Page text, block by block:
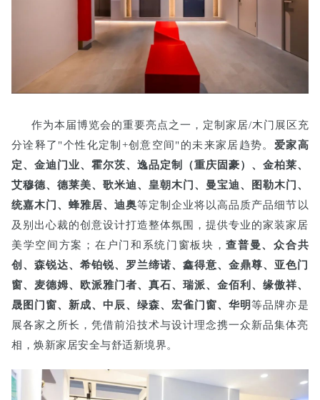
作为本届博览会的重要亮点之一，定制家居/木门展区充
分诠释了"个性化定制+创意空间"的未来家居趋势。 爱家高
定、金迪门业、霍尔茨、逸品定制（重庆固豪）、金柏莱、
艾穆德、德莱美、歌米迪、皇朝木门、曼宝迪、图勒木门、
统嘉木门、蜂雅居、迪奥等定制企业将以高品质产品细节以
及别出心裁的创意设计打造整体氛围，提供专业的家装家居
美学空间方案；在户门和系统门窗板块，查普曼、众合共
创、森锐达、希铂锐、罗兰缔诺、鑫得意、金鼎尊、亚色门
窗、麦德姆、欧派雅门者、真石、瑞派、金佰利、缘傲祥、
晟图门窗、新成、中辰、绿森、宏雀门窗、华明等品牌亦是
展各家之所长，凭借前沿技术与设计理念携一众新品集体亮
相，焕新家居安全与舒适新境界。